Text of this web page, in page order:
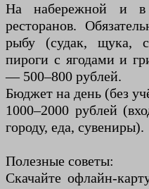
На набережной и
ресторанов.
рыбу (судак, щука,
пироги с ягодами и
— 500–800 рублей.
Бюджет на день (без
1000–2000 рублей
городу, еда, сувениры).
Полезные советы:
Скачайте офлайн-